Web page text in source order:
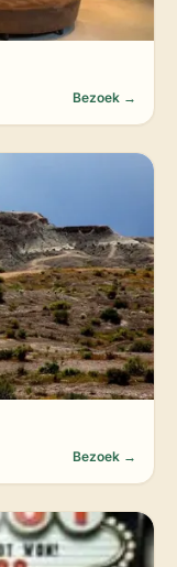
Bezoek →
Bezoek →